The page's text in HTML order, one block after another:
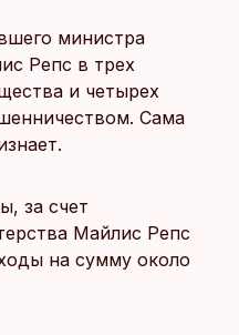
министра
Репс в трех
и четырех
Сама
за счет
Майлис Репс
на сумму около